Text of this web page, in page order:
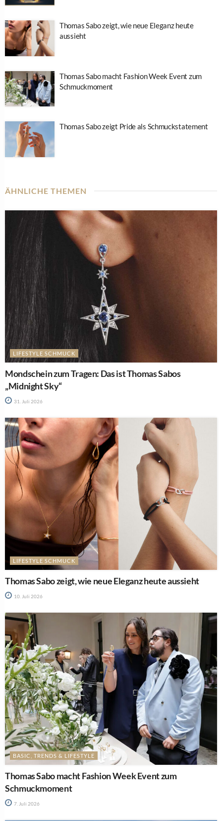
Thomas Sabo zeigt, wie neue Eleganz heute
aussieht
Thomas Sabo macht Fashion Week Event zum
Schmuckmoment
Thomas Sabo zeigt Pride als Schmuckstatement
ÄHNLICHE THEMEN
LIFESTYLE SCHMUCK
Mondschein zum Tragen: Das ist Thomas Sabos
„Midnight Sky“
31. Juli 2026
LIFESTYLE SCHMUCK
Thomas Sabo zeigt, wie neue Eleganz heute aussieht
10. Juli 2026
BASIC, TRENDS & LIFESTYLE
Thomas Sabo macht Fashion Week Event zum
Schmuckmoment
7. Juli 2026